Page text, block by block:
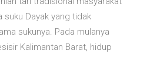
suku Dayak yang tidak
sukunya. Pada mulanya
Kalimantan Barat, hidup